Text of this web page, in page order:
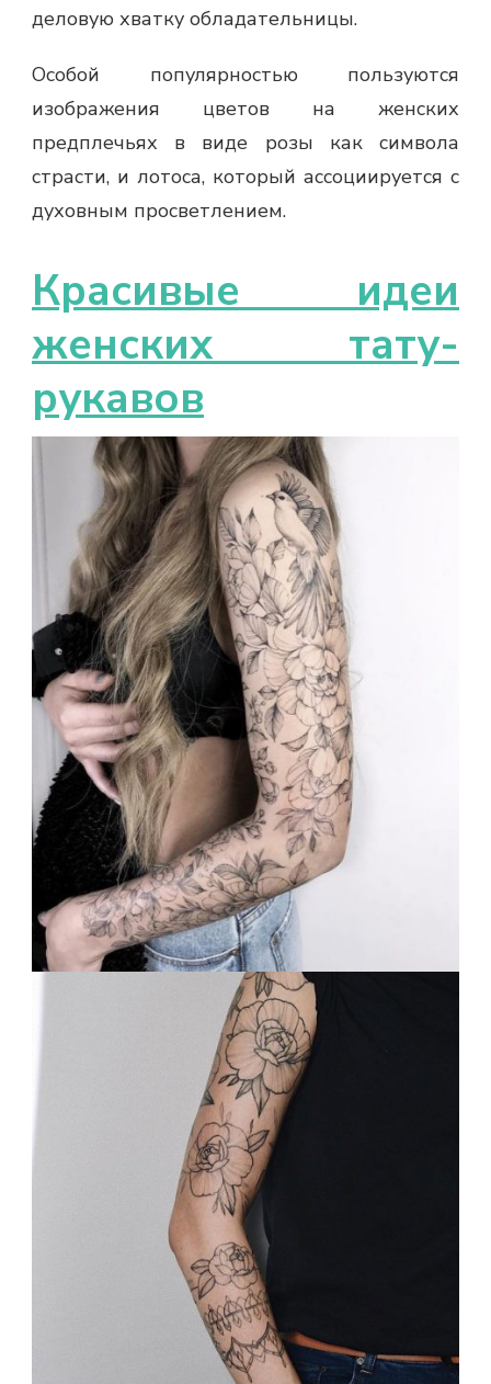
деловую хватку обладательницы.
Особой популярностью пользуются
изображения цветов на женских
предплечьях в виде розы как символа
страсти, и лотоса, который ассоциируется с
духовным просветлением.
Красивые идеи
женских тату-
рукавов